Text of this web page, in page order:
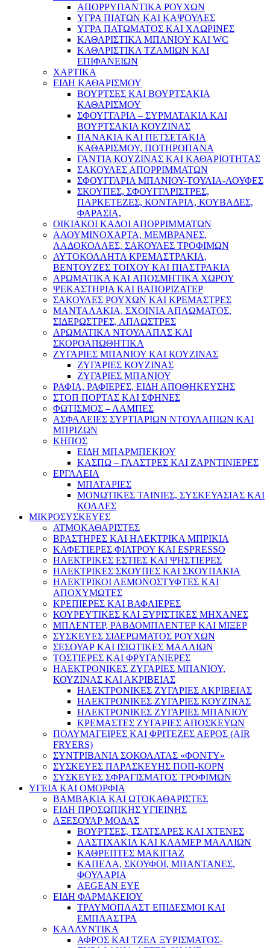
ΑΠΟΡΡΥΠΑΝΤΙΚΑ ΡΟΥΧΩΝ
ΥΓΡΑ ΠΙΑΤΩΝ ΚΑΙ ΚΑΨΟΥΛΕΣ
ΥΓΡΑ ΠΑΤΩΜΑΤΟΣ ΚΑΙ ΧΛΩΡΙΝΕΣ
ΚΑΘΑΡΙΣΤΙΚΑ ΜΠΑΝΙΟΥ ΚΑΙ WC
ΚΑΘΑΡΙΣΤΙΚΑ ΤΖΑΜΙΩΝ ΚΑΙ
ΕΠΙΦΑΝΕΙΩΝ
ΧΑΡΤΙΚΑ
ΕΙΔΗ ΚΑΘΑΡΙΣΜΟΥ
ΒΟΥΡΤΣΕΣ ΚΑΙ ΒΟΥΡΤΣΑΚΙΑ
ΚΑΘΑΡΙΣΜΟΥ
ΣΦΟΥΓΓΑΡΙΑ – ΣΥΡΜΑΤΑΚΙΑ ΚΑΙ
ΒΟΥΡΤΣΑΚΙΑ ΚΟΥΖΙΝΑΣ
ΠΑΝΑΚΙΑ ΚΑΙ ΠΕΤΣΕΤΑΚΙΑ
ΚΑΘΑΡΙΣΜΟΥ, ΠΟΤΗΡΟΠΑΝΑ
ΓΑΝΤΙΑ ΚΟΥΖΙΝΑΣ ΚΑΙ ΚΑΘΑΡΙΟΤΗΤΑΣ
ΣΑΚΟΥΛΕΣ ΑΠΟΡΡΙΜΜΑΤΩΝ
ΣΦΟΥΓΓΑΡΙΑ ΜΠΑΝΙΟΥ-ΤΟΥΛΙΑ-ΛΟΥΦΕΣ
ΣΚΟΥΠΕΣ, ΣΦΟΥΓΓΑΡΙΣΤΡΕΣ,
ΠΑΡΚΕΤΕΖΕΣ, ΚΟΝΤΑΡΙΑ, ΚΟΥΒΑΔΕΣ,
ΦΑΡΑΣΙΑ,
ΟΙΚΙΑΚΟΙ ΚΑΔΟΙ ΑΠΟΡΡΙΜΜΑΤΩΝ
ΑΛΟΥΜΙΝΟΧΑΡΤΑ, ΜΕΜΒΡΑΝΕΣ,
ΛΑΔΟΚΟΛΛΕΣ, ΣΑΚΟΥΛΕΣ ΤΡΟΦΙΜΩΝ
ΑΥΤΟΚΟΛΛΗΤΑ ΚΡΕΜΑΣΤΡΑΚΙΑ,
ΒΕΝΤΟΥΖΕΣ ΤΟΙΧΟΥ ΚΑΙ ΠΙΑΣΤΡΑΚΙΑ
ΑΡΩΜΑΤΙΚΑ KAI ΑΠΟΣΜΗΤΙΚΑ ΧΩΡΟΥ
ΨΕΚΑΣΤΗΡΙΑ ΚΑΙ ΒΑΠΟΡΙΖΑΤΕΡ
ΣΑΚΟΥΛΕΣ ΡΟΥΧΩΝ ΚΑΙ ΚΡΕΜΑΣΤΡΕΣ
ΜΑΝΤΑΛΑΚΙΑ, ΣΧΟΙΝΙΑ ΑΠΛΩΜΑΤΟΣ,
ΣΙΔΕΡΩΣΤΡΕΣ, ΑΠΛΩΣΤΡΕΣ
ΑΡΩΜΑΤΙΚΑ ΝΤΟΥΛΑΠΑΣ ΚΑΙ
ΣΚΟΡΟΑΠΩΘΗΤΙΚΑ
ΖΥΓΑΡΙΕΣ ΜΠΑΝΙΟΥ ΚΑΙ ΚΟΥΖΙΝΑΣ
ΖΥΓΑΡΙΕΣ ΚΟΥΖΙΝΑΣ
ΖΥΓΑΡΙΕΣ ΜΠΑΝΙΟΥ
ΡΑΦΙΑ, ΡΑΦΙΕΡΕΣ, ΕΙΔΗ ΑΠΟΘΗΚΕΥΣΗΣ
ΣΤΟΠ ΠΟΡΤΑΣ ΚΑΙ ΣΦΗΝΕΣ
ΦΩΤΙΣΜΟΣ – ΛΑΜΠΕΣ
ΑΣΦΑΛΕΙΕΣ ΣΥΡΤΙΑΡΙΩΝ ΝΤΟΥΛΑΠΙΩΝ ΚΑΙ
ΜΠΡΙΖΩΝ
ΚΗΠΟΣ
ΕΙΔΗ ΜΠΑΡΜΠΕΚΙΟΥ
ΚΑΣΠΩ – ΓΛΑΣΤΡΕΣ ΚΑΙ ΖΑΡΝΤΙΝΙΕΡΕΣ
ΕΡΓΑΛΕΙΑ
ΜΠΑΤΑΡΙΕΣ
ΜΟΝΩΤΙΚΕΣ ΤΑΙΝΙΕΣ, ΣΥΣΚΕΥΑΣΙΑΣ ΚΑΙ
ΚΟΛΛΕΣ
ΜΙΚΡΟΣΥΣΚΕΥΕΣ
ΑΤΜΟΚΑΘΑΡΙΣΤΕΣ
ΒΡΑΣΤΗΡΕΣ ΚΑΙ ΗΛΕΚΤΡΙΚΑ ΜΠΡΙΚΙΑ
ΚΑΦΕΤΙΕΡΕΣ ΦΙΛΤΡΟΥ ΚΑΙ ESPRESSO
ΗΛΕΚΤΡΙΚΕΣ ΕΣΤΙΕΣ ΚΑΙ ΨΗΣΤΙΕΡΕΣ
ΗΛΕΚΤΡΙΚΕΣ ΣΚΟΥΠΕΣ ΚΑΙ ΣΚΟΥΠΑΚΙΑ
ΗΛΕΚΤΡΙΚΟΙ ΛΕΜΟΝΟΣΤΥΦΤΕΣ ΚΑΙ
ΑΠΟΧΥΜΩΤΕΣ
ΚΡΕΠΙΕΡΕΣ ΚΑΙ ΒΑΦΛΙΕΡΕΣ
ΚΟΥΡΕΥΤΙΚΕΣ ΚΑΙ ΞΥΡΙΣΤΙΚΕΣ ΜΗΧΑΝΕΣ
ΜΠΛΕΝΤΕΡ, ΡΑΒΔΟΜΠΛΕΝΤΕΡ ΚΑΙ ΜΙΞΕΡ
ΣΥΣΚΕΥΕΣ ΣΙΔΕΡΩΜΑΤΟΣ ΡΟΥΧΩΝ
ΣΕΣΟΥΑΡ ΚΑΙ ΙΣΙΩΤΙΚΕΣ ΜΑΛΛΙΩΝ
ΤΟΣΤΙΕΡΕΣ ΚΑΙ ΦΡΥΓΑΝΙΕΡΕΣ
ΗΛΕΚΤΡΟΝΙΚΕΣ ΖΥΓΑΡΙΕΣ ΜΠΑΝΙΟΥ,
ΚΟΥΖΙΝΑΣ ΚΑΙ ΑΚΡΙΒΕΙΑΣ
ΗΛΕΚΤΡΟΝΙΚΕΣ ΖΥΓΑΡΙΕΣ ΑΚΡΙΒΕΙΑΣ
ΗΛΕΚΤΡΟΝΙΚΕΣ ΖΥΓΑΡΙΕΣ ΚΟΥΖΙΝΑΣ
ΗΛΕΚΤΡΟΝΙΚΕΣ ΖΥΓΑΡΙΕΣ ΜΠΑΝΙΟΥ
ΚΡΕΜΑΣΤΕΣ ΖΥΓΑΡΙΕΣ ΑΠΟΣΚΕΥΩΝ
ΠΟΛΥΜΑΓΕΙΡΕΣ ΚΑΙ ΦΡΙΤΕΖΕΣ ΑΕΡΟΣ (AIR
FRYERS)
ΣΥΝΤΡΙΒΑΝΙΑ ΣΟΚΟΛΑΤΑΣ «ΦΟΝΤΥ»
ΣΥΣΚΕΥΕΣ ΠΑΡΑΣΚΕΥΗΣ ΠΟΠ-ΚΟΡΝ
ΣΥΣΚΕΥΕΣ ΣΦΡΑΓΙΣΜΑΤΟΣ ΤΡΟΦΙΜΩΝ
ΥΓΕΙΑ ΚΑΙ ΟΜΟΡΦΙΑ
ΒΑΜΒΑΚΙΑ ΚΑΙ ΩΤΟΚΑΘΑΡΙΣΤΕΣ
ΕΙΔΗ ΠΡΟΣΩΠΙΚΗΣ ΥΓΙΕΙΝΗΣ
ΑΞΕΣΟΥΑΡ ΜΟΔΑΣ
ΒΟΥΡΤΣΕΣ, ΤΣΑΤΣΑΡΕΣ ΚΑΙ ΧΤΕΝΕΣ
ΛΑΣΤΙΧΑΚΙΑ ΚΑΙ ΚΛΑΜΕΡ ΜΑΛΛΙΩΝ
ΚΑΘΡΕΠΤΕΣ ΜΑΚΙΓΙΑΖ
ΚΑΠΕΛΑ, ΣΚΟΥΦΟΙ, ΜΠΑΝΤΑΝΕΣ,
ΦΟΥΛΑΡΙΑ
AEGEAN EYE
ΕΙΔΗ ΦΑΡΜΑΚΕΙΟΥ
ΤΡΑΥΜΟΠΛΑΣΤ ΕΠΙΔΕΣΜΟΙ ΚΑΙ
ΕΜΠΛΑΣΤΡΑ
ΚΑΛΛΥΝΤΙΚΑ
ΑΦΡΟΣ ΚΑΙ ΤΖΕΛ ΞΥΡΙΣΜΑΤΟΣ-